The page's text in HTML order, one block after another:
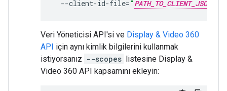
--client-id-file=" PATH_TO_CLIENT_JSON
Veri Yöneticisi API'si ve Display & Video 360
API için aynı kimlik bilgilerini kullanmak
istiyorsanız --scopes listesine Display &
Video 360 API kapsamını ekleyin: